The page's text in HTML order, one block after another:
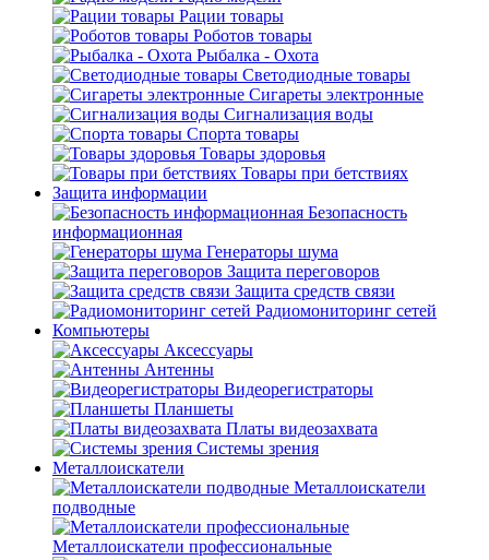
Рации товары
Роботов товары
Рыбалка - Охота
Светодиодные товары
Сигареты электронные
Сигнализация воды
Спорта товары
Товары здоровья
Товары при бетствиях
Защита информации
Безопасность
информационная
Генераторы шума
Защита переговоров
Защита средств связи
Радиомониторинг сетей
Компьютеры
Аксессуары
Антенны
Видеорегистраторы
Планшеты
Платы видеозахвата
Системы зрения
Металлоискатели
Металлоискатели
подводные
Металлоискатели профессиональные